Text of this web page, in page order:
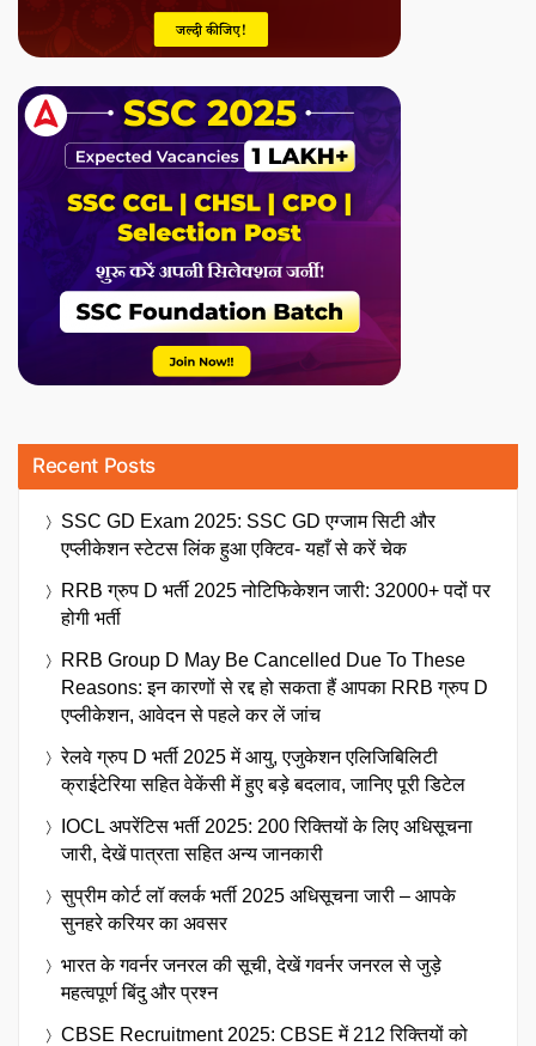
Recent Posts
SSC GD Exam 2025: SSC GD एग्जाम सिटी और
एप्लीकेशन स्टेटस लिंक हुआ एक्टिव- यहाँ से करें चेक
RRB ग्रुप D भर्ती 2025 नोटिफिकेशन जारी: 32000+ पदों पर
होगी भर्ती
RRB Group D May Be Cancelled Due To These
Reasons: इन कारणों से रद्द हो सकता हैं आपका RRB ग्रुप D
एप्लीकेशन, आवेदन से पहले कर लें जांच
रेलवे ग्रुप D भर्ती 2025 में आयु, एजुकेशन एलिजिबिलिटी
क्राईटेरिया सहित वेकेंसी में हुए बड़े बदलाव, जानिए पूरी डिटेल
IOCL अपरेंटिस भर्ती 2025: 200 रिक्तियों के लिए अधिसूचना
जारी, देखें पात्रता सहित अन्य जानकारी
सुप्रीम कोर्ट लॉ क्लर्क भर्ती 2025 अधिसूचना जारी – आपके
सुनहरे करियर का अवसर
भारत के गवर्नर जनरल की सूची, देखें गवर्नर जनरल से जुड़े
महत्वपूर्ण बिंदु और प्रश्न
CBSE Recruitment 2025: CBSE में 212 रिक्तियों को